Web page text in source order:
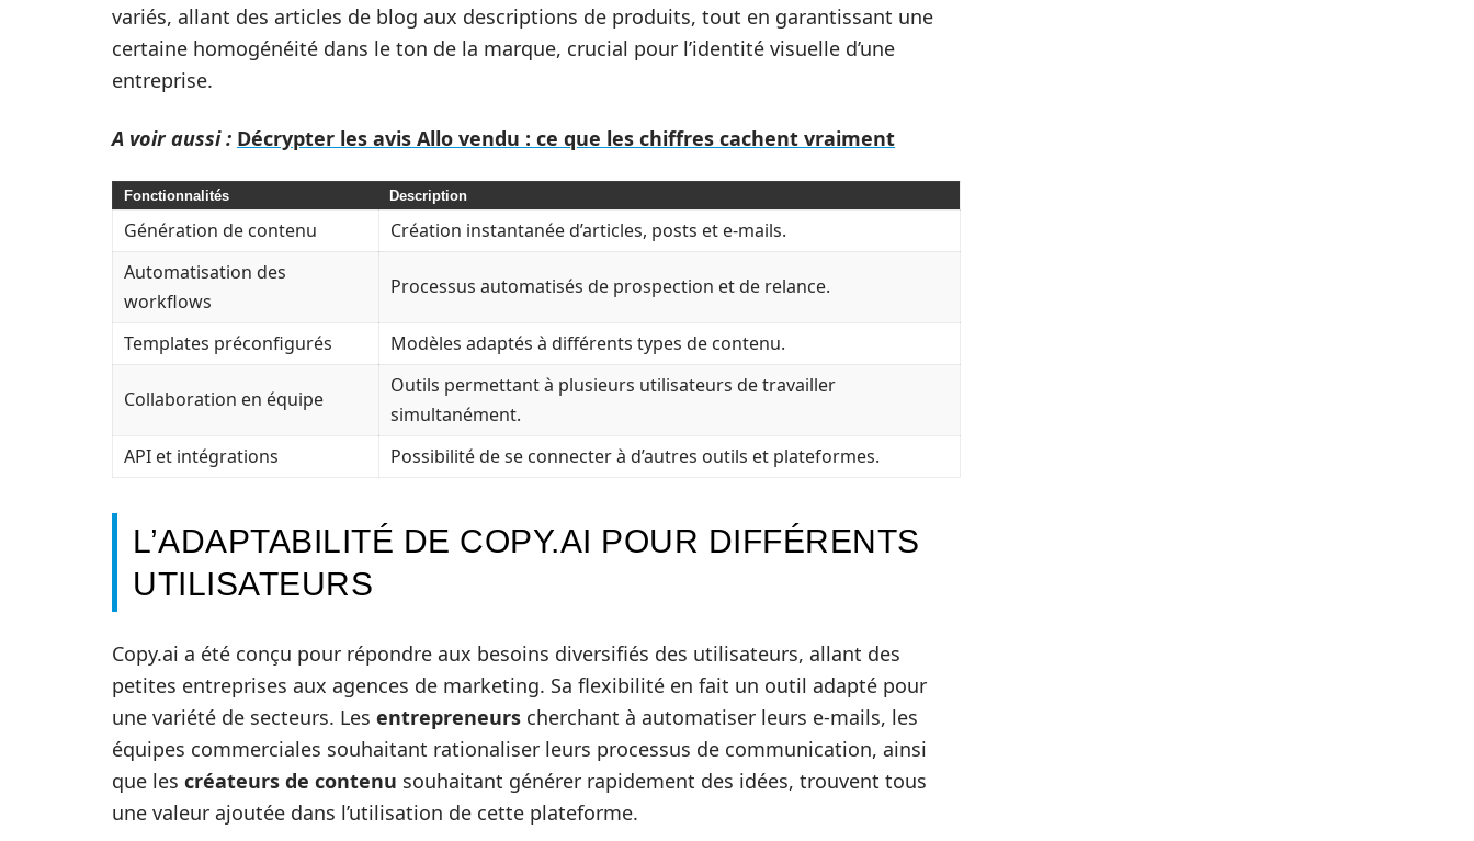
variés, allant des articles de blog aux descriptions de produits, tout en garantissant une
certaine homogénéité dans le ton de la marque, crucial pour l’identité visuelle d’une
entreprise.
A voir aussi : Décrypter les avis Allo vendu : ce que les chiffres cachent vraiment
Fonctionnalités Description
Génération de contenu
Création instantanée d’articles, posts et e-mails.
Automatisation des
workflows
Processus automatisés de prospection et de relance.
Templates préconfigurés Modèles adaptés à différents types de contenu.
Collaboration en équipe
Outils permettant à plusieurs utilisateurs de travailler
simultanément.
API et intégrations
Possibilité de se connecter à d’autres outils et plateformes.
L’ADAPTABILITÉ DE COPY.AI POUR DIFFÉRENTS
UTILISATEURS
Copy.ai a été conçu pour répondre aux besoins diversifiés des utilisateurs, allant des
petites entreprises aux agences de marketing. Sa flexibilité en fait un outil adapté pour
une variété de secteurs. Les entrepreneurs cherchant à automatiser leurs e-mails, les
équipes commerciales souhaitant rationaliser leurs processus de communication, ainsi
que les créateurs de contenu souhaitant générer rapidement des idées, trouvent tous
une valeur ajoutée dans l’utilisation de cette plateforme.